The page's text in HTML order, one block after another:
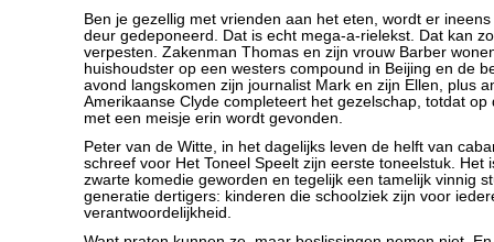
Ben je gezellig met vrienden aan het eten, wordt er
deur gedeponeerd. Dat is echt mega-a-rielekst. Dat kan
verpesten. Zakenman Thomas en zijn vrouw Barber
huishoudster op een westers compound in Beijing en de
avond langskomen zijn journalist Mark en zijn Ellen, plus
Amerikaanse Clyde completeert het gezelschap, totdat op
met een meisje erin wordt gevonden.
Peter van de Witte, in het dagelijks leven de helft van
schreef voor Het Toneel Speelt zijn eerste toneelstuk. Het
zwarte komedie geworden en tegelijk een tamelijk vinnig
generatie dertigers: kinderen die schoolziek zijn voor
verantwoordelijkheid.